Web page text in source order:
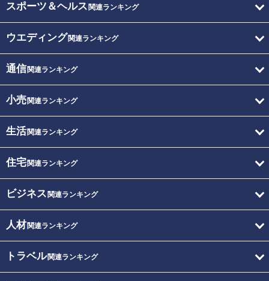
スポーツ＆ヘルス 関連ランキング
ウエディング関連ランキング
通信関連ランキング
小売関連ランキング
生活関連ランキング
住宅関連ランキング
ビジネス 関連ランキング
人材関連ランキング
トラベル関連ランキング